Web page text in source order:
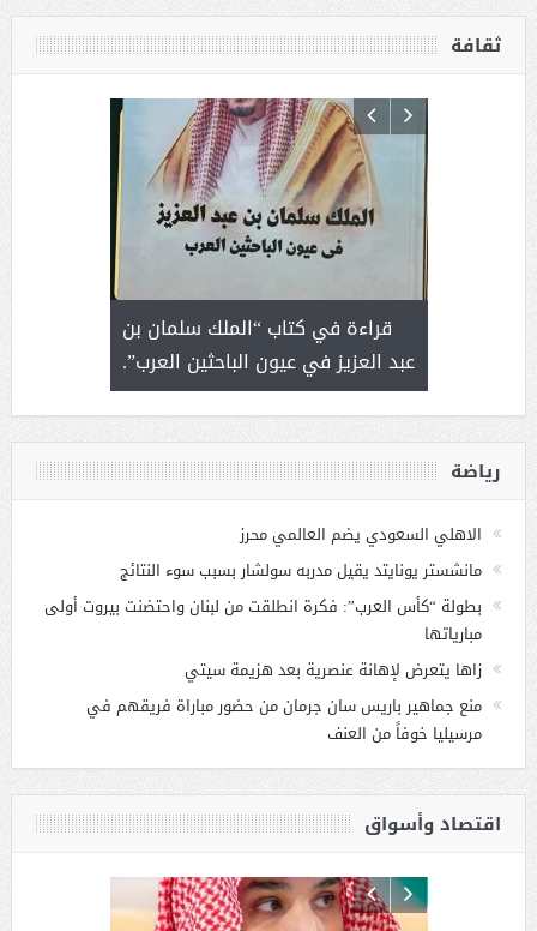
ثقافة
قراءة في كتاب “الملك سلمان بن
عبد العزيز في عيون الباحثين العرب”.
رياضة
الاهلي السعودي يضم العالمي محرز
مانشستر يونايتد يقيل مدربه سولشار بسبب سوء النتائج
بطولة “كأس العرب”: فكرة انطلقت من لبنان واحتضنت بيروت أولى
مبارياتها
زاها يتعرض لإهانة عنصرية بعد هزيمة سيتي
منع جماهير باريس سان جرمان من حضور مباراة فريقهم في
مرسيليا خوفاً من العنف
اقتصاد وأسواق